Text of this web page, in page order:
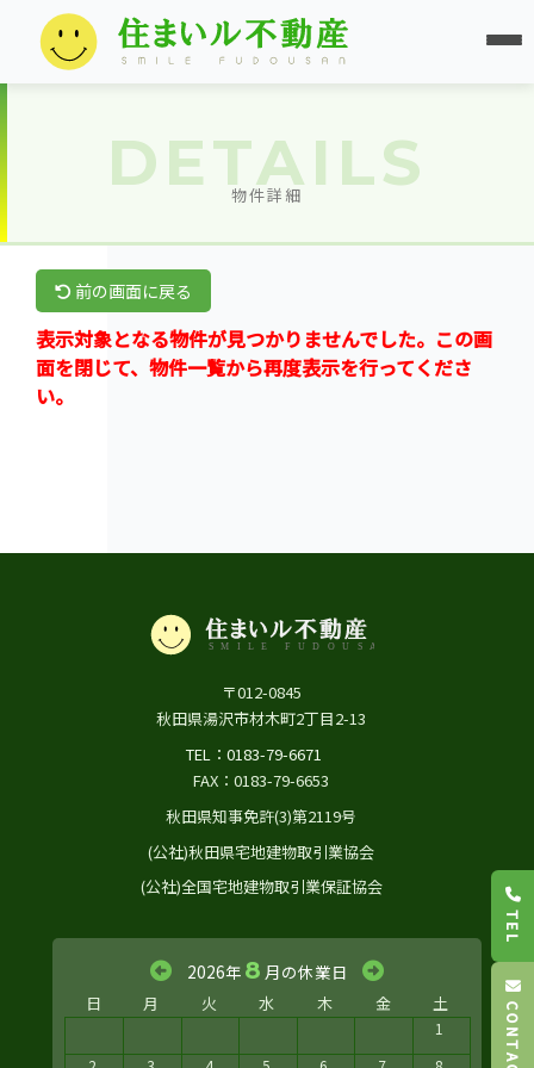
DETAILS
物件詳細
前の画面に戻る
表示対象となる物件が見つかりませんでした。この画
面を閉じて、物件一覧から再度表示を行ってくださ
い。
TEL
CONTACT
〒012-0845
秋田県湯沢市材木町2丁目2-13
TEL：0183-79-6671
FAX：0183-79-6653
秋田県知事免許(3)第2119号
(公社)秋田県宅地建物取引業協会
(公社)全国宅地建物取引業保証協会
2026年 8 月の休業日
日 月 火 水 木 金 土
1